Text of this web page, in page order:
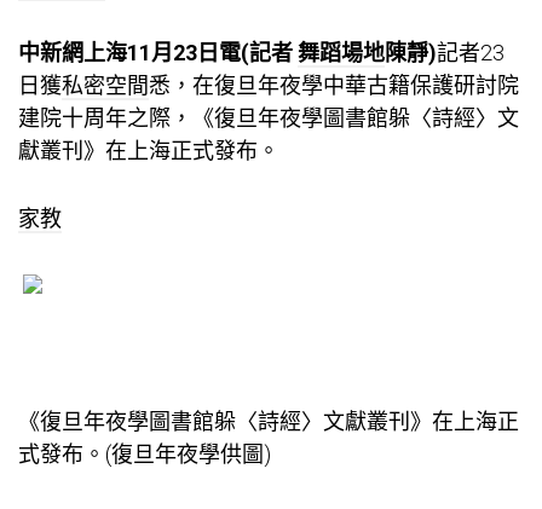
中新網上海11月23日電(記者舞蹈場地陳靜)記者23
日獲私密空間悉，在復旦年夜學中華古籍保護研討院
建院十周年之際，《復旦年夜學圖書館躲〈詩經〉文
獻叢刊》在上海正式發布。
家教
《復旦年夜學圖書館躲〈詩經〉文獻叢刊》在上海正
式發布。(復旦年夜學供圖)